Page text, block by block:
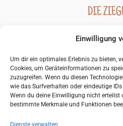
Einwilligung
Um dir ein optimales Erlebnis zu bieten,
Cookies, um Geräteinformationen zu
zuzugreifen. Wenn du diesen
wie das Surfverhalten oder eindeutige
Wenn du deine Einwilligung nicht erteilst
bestimmte Merkmale und Funktionen
Dienste verwalten
DIE
GESCHICHTE